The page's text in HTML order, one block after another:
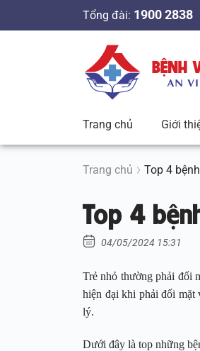
n
Tổng đài: 1900 2838
Trang chủ Giới
Trang chủ Top 4
Top 4
04/05/2024 15:31
Trẻ nhỏ thường phải đối
hiện đại khi phải đối mặt
lý.
Dưới đây là top những